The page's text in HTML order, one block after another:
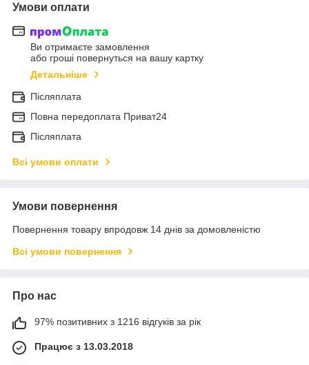
Умови оплати
Ви отримаєте замовлення
або гроші повернуться на вашу картку
Детальніше
Післяплата
Повна передоплата Приват24
Післяплата
Всі умови оплати
Умови повернення
Повернення товару впродовж 14 днів за домовленістю
Всі умови повернення
Про нас
97% позитивних з 1216 відгуків за рік
Працює з 13.03.2018